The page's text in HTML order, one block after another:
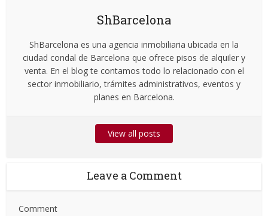
ShBarcelona
ShBarcelona es una agencia inmobiliaria ubicada en la
ciudad condal de Barcelona que ofrece pisos de alquiler y
venta. En el blog te contamos todo lo relacionado con el
sector inmobiliario, trámites administrativos, eventos y
planes en Barcelona.
View all posts
Leave a Comment
Comment